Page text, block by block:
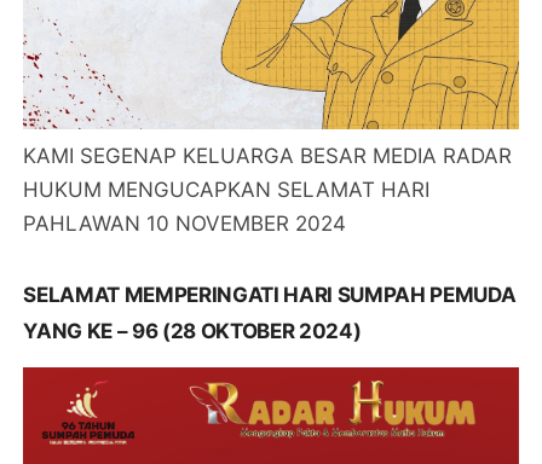
KAMI SEGENAP KELUARGA BESAR MEDIA RADAR
HUKUM MENGUCAPKAN SELAMAT HARI
PAHLAWAN 10 NOVEMBER 2024
SELAMAT MEMPERINGATI HARI SUMPAH PEMUDA
YANG KE – 96 (28 OKTOBER 2024)